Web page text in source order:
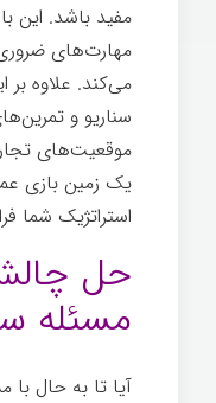
مفید باشد. این
مهارت‌های ضروری
می‌کند. علاوه بر
سناریو و
موقعیت‌های
یک زمین بازی
استراتژیک شما
حل
مسئله
آیا تا به حال